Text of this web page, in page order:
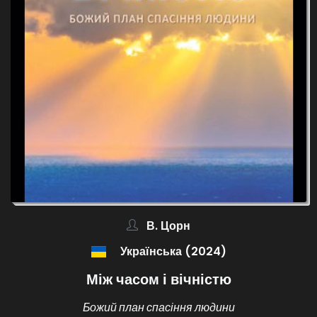
В. Цорн
Українська (2024)
Між часом і вічністю
Божий план спасіння людини